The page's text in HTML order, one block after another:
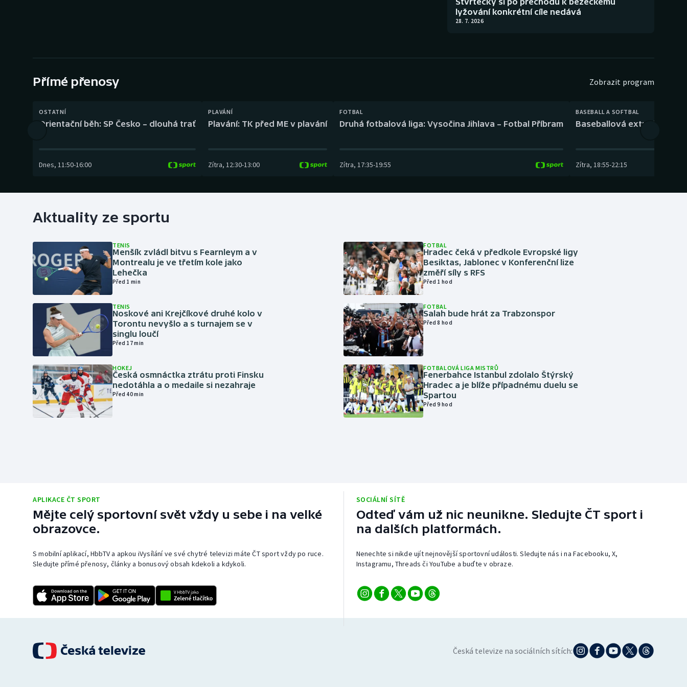
Gymnastika Plážový volejbal
lyžování konkrétní cíle nedává
28. 7. 2026
Přímé přenosy Zobrazit program
OSTATNÍ
Orientační běh: SP Česko – dlouhá trať
Dnes, 11:50-16:00
PLAVÁNÍ
Plavání: TK před ME v plavání
Zítra, 12:30-13:00
FOTBAL
Druhá fotbalová liga: Vysočina Jihlava – Fotbal Příbram
Zítra, 17:35-19:55
BASEBALL A SOFTBAL
Baseballová extraliga:
Zítra, 18:55-22:15
Aktuality ze sportu
TENIS
Menšík zvládl bitvu s Fearnleym a v
Montrealu je ve třetím kole jako
Lehečka
Před 1 min
TENIS
Noskové ani Krejčíkové druhé kolo v
Torontu nevyšlo a s turnajem se v
singlu loučí
Před 17 min
HOKEJ
Česká osmnáctka ztrátu proti Finsku
nedotáhla a o medaile si nezahraje
Před 40 min
FOTBAL
Hradec čeká v předkole Evropské ligy
Besiktas, Jablonec v Konferenční lize
změří síly s RFS
Před 1 hod
FOTBAL
Salah bude hrát za Trabzonspor
Před 8 hod
FOTBALOVÁ LIGA MISTRŮ
Fenerbahce Istanbul zdolalo Štýrský
Hradec a je blíže případnému duelu se
Spartou
Před 9 hod
APLIKACE ČT SPORT
Mějte celý sportovní svět vždy u sebe i na velké
obrazovce.
S mobilní aplikací, HbbTV a apkou iVysílání ve své chytré televizi máte ČT sport vždy po ruce.
Sledujte přímé přenosy, články a bonusový obsah kdekoli a kdykoli.
SOCIÁLNÍ SÍTĚ
Odteď vám už nic neunikne. Sledujte ČT sport i
na dalších platformách.
Nenechte si nikde ujít nejnovější sportovní události. Sledujte nás i na Facebooku, X,
Instagramu, Threads či YouTube a buďte v obraze.
Česká televize na sociálních sítích: